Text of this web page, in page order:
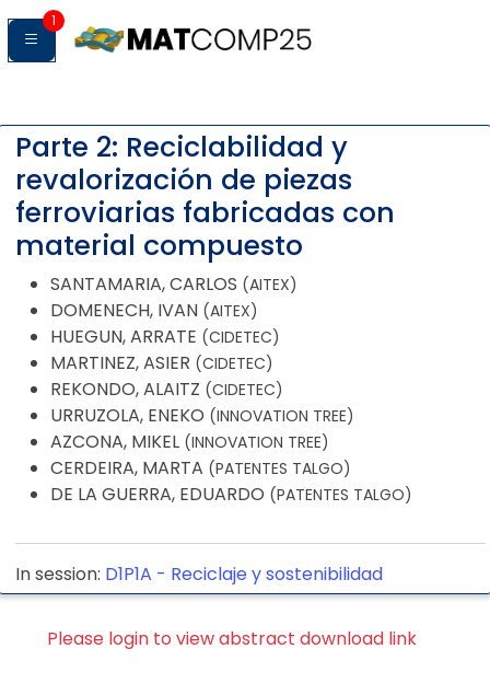
1
Parte 2: Reciclabilidad y
revalorización de piezas
ferroviarias fabricadas con
material compuesto
SANTAMARIA, CARLOS (AITEX)
DOMENECH, IVAN (AITEX)
HUEGUN, ARRATE (CIDETEC)
MARTINEZ, ASIER (CIDETEC)
REKONDO, ALAITZ (CIDETEC)
URRUZOLA, ENEKO (INNOVATION TREE)
AZCONA, MIKEL (INNOVATION TREE)
CERDEIRA, MARTA (PATENTES TALGO)
DE LA GUERRA, EDUARDO (PATENTES TALGO)
In session: D1P1A - Reciclaje y sostenibilidad
Please login to view abstract download link